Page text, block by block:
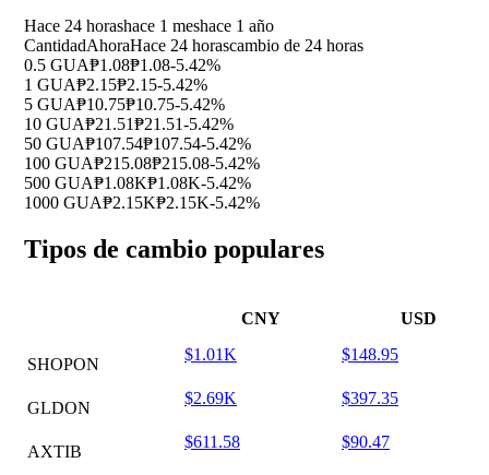
Hace 24 horashace 1 meshace 1 año
CantidadAhoraHace 24 horascambio de 24 horas
0.5 GUA₱1.08₱1.08-5.42%
1 GUA₱2.15₱2.15-5.42%
5 GUA₱10.75₱10.75-5.42%
10 GUA₱21.51₱21.51-5.42%
50 GUA₱107.54₱107.54-5.42%
100 GUA₱215.08₱215.08-5.42%
500 GUA₱1.08K₱1.08K-5.42%
1000 GUA₱2.15K₱2.15K-5.42%
Tipos de cambio populares
CNY USD
SHOPON
$1.01K $148.95
GLDON
$2.69K $397.35
AXTIB
$611.58 $90.47